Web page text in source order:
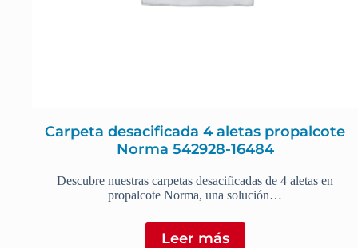
Carpeta desacificada 4 aletas propalcote
Norma 542928-16484
Descubre nuestras carpetas desacificadas de 4 aletas en
propalcote Norma, una solución…
Leer más